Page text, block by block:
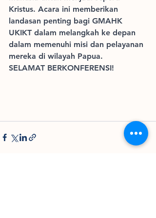
Kristus. Acara ini memberikan
landasan penting bagi GMAHK
UKIKT dalam melangkah ke depan
dalam memenuhi misi dan pelayanan
mereka di wilayah Papua.
SELAMAT BERKONFERENSI!